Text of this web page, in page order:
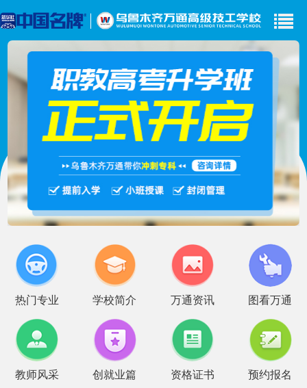
首页 HOT
热门专业
创就业篇
万通云课堂
服务热线：0991-3115 777
在线
咨询
热门专业 学校简介 万通资讯 图看万通
教师风采 创就业篇 资格证书 预约报名